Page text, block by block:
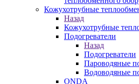
Кожухотрубные
Назад
Кожухотрубные
Подогреватели
Назад
Подогреватели
Пароводяные
Водоводяные
ONDA